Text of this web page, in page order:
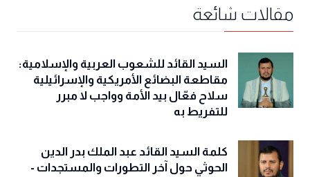
مقالات شائعة
السيد القائد للشعوب العربية والإسلامية:
مقاطعة البضائع الأمريكية والإسرائيلية
سلاح فعّال بيد الأمة وواجب لا مبرر
للتفريط به
كلمة السيد القائد عبد الملك بدر الدين
الحوثي حول آخر التطورات والمستجدات -